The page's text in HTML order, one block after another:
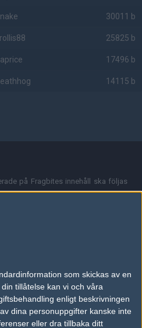
som skickas av en
din tillåtelse kan vi och våra
enligt beskrivningen
dina personuppgifter kanske inte
eller dra tillbaka ditt
30011 b
25825 b
17496 b
14115 b
på Fragbites innehåll ska följas
med Fragbites åsikter.
sparas även när man deltar i
inställningar eller välja att inte
i kraft 25 juli 2003.